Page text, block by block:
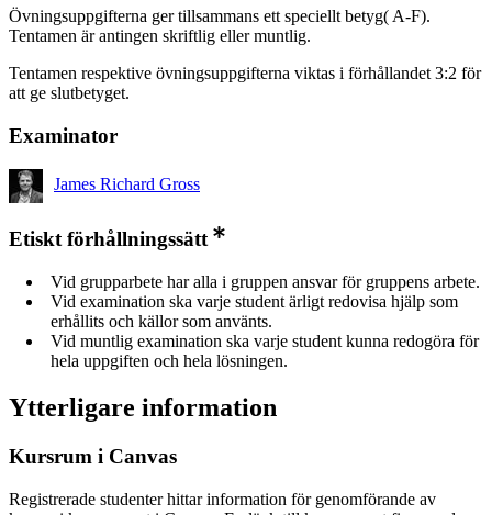
Övningsuppgifterna ger tillsammans ett speciellt betyg( A-F).
Tentamen är antingen skriftlig eller muntlig.
Tentamen respektive övningsuppgifterna viktas i förhållandet 3:2 för
att ge slutbetyget.
Examinator
James Richard Gross
Etiskt förhållningssätt
Vid grupparbete har alla i gruppen ansvar för gruppens arbete.
Vid examination ska varje student ärligt redovisa hjälp som
erhållits och källor som använts.
Vid muntlig examination ska varje student kunna redogöra för
hela uppgiften och hela lösningen.
Ytterligare information
Kursrum i Canvas
Registrerade studenter hittar information för genomförande av